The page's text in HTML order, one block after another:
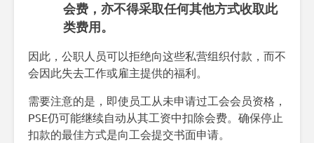
会费，亦不得采取任何其他方式收取此
类费用。
因此，公职人员可以拒绝向这些私营组织付款，而不
会因此失去工作或雇主提供的福利。
需要注意的是，即使员工从未申请过工会会员资格，
PSE仍可能继续自动从其工资中扣除会费。确保停止
扣款的最佳方式是向工会提交书面申请。